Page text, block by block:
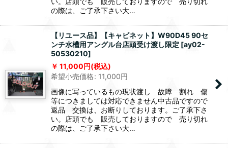
の際は、ご了承下さい大…
【リユース品】【キャビネット】W90D45 90セ
ンチ水槽用アングル台店頭受け渡し限定 [ay02-
50530210]
11,000円(税込)
希望小売価格: 11,000円
画像に写っているもの現状渡し 故障 割れ 傷
等につきましては対応できません中古品ですので
返品 交換は、お断りしております。ご了承下さ
い。店頭でも 販売しておりますので 売り切れ
の際は、ご了承下さい大…